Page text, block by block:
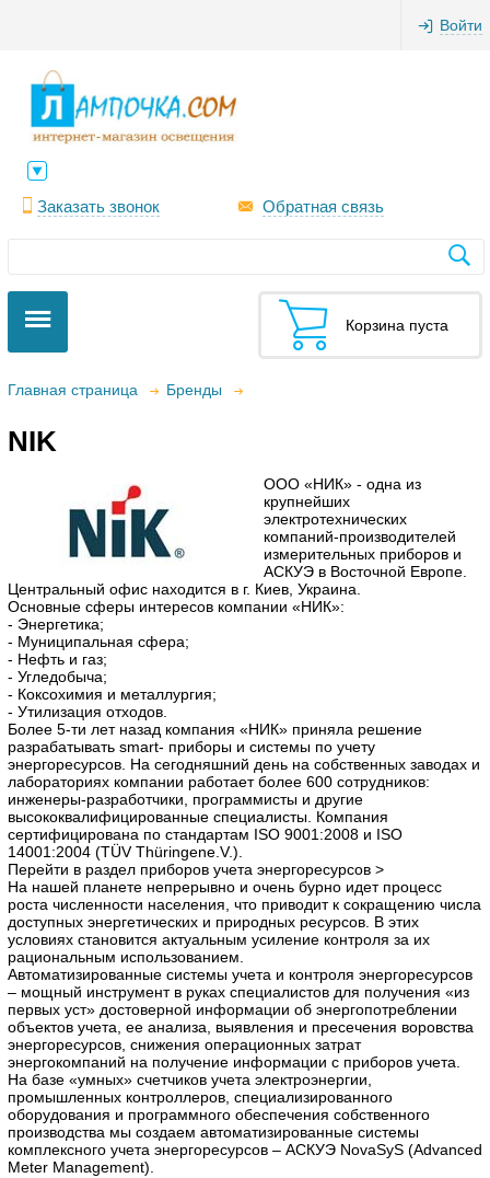
Войти
Заказать звонок Обратная связь
Корзина пуста
Главная страница Бренды
NIK
ООО «НИК» - одна из
крупнейших
электротехнических
компаний-производителей
измерительных приборов и
АСКУЭ в Восточной Европе.
Центральный офис находится в г. Киев, Украина.
Основные сферы интересов компании «НИК»:
- Энергетика;
- Муниципальная сфера;
- Нефть и газ;
- Угледобыча;
- Коксохимия и металлургия;
- Утилизация отходов.
Более 5-ти лет назад компания «НИК» приняла решение
разрабатывать smart- приборы и системы по учету
энергоресурсов. На сегодняшний день на собственных заводах и
лабораториях компании работает более 600 сотрудников:
инженеры-разработчики, программисты и другие
высококвалифицированные специалисты. Компания
сертифицирована по стандартам ISO 9001:2008 и ISO
14001:2004 (TÜV Thüringene.V.).
Перейти в раздел приборов учета энергоресурсов >
На нашей планете непрерывно и очень бурно идет процесс
роста численности населения, что приводит к сокращению числа
доступных энергетических и природных ресурсов. В этих
условиях становится актуальным усиление контроля за их
рациональным использованием.
Автоматизированные системы учета и контроля энергоресурсов
– мощный инструмент в руках специалистов для получения «из
первых уст» достоверной информации об энергопотреблении
объектов учета, ее анализа, выявления и пресечения воровства
энергоресурсов, снижения операционных затрат
энергокомпаний на получение информации с приборов учета.
На базе «умных» счетчиков учета электроэнергии,
промышленных контроллеров, специализированного
оборудования и программного обеспечения собственного
производства мы создаем автоматизированные системы
комплексного учета энергоресурсов – АСКУЭ NovaSyS (Advanced
Meter Management).